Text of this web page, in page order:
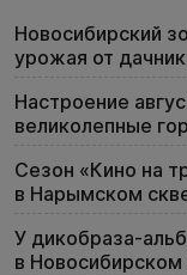
Новосибирский
урожая от
Настроение
великолепные
Сезон «Кино на
в Нарымском
У дикобраза-
в Новосибирском